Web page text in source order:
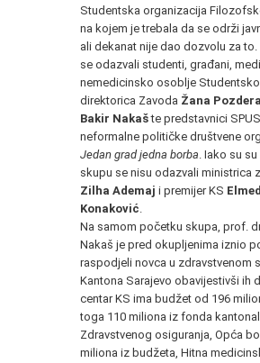
Studentska organizacija
na kojem je trebala da se održi
ali dekanat nije dao dozvolu za to.
se odazvali studenti, građani,
nemedicinsko osoblje
direktorica Zavoda Žana
Bakir Nakašte predstavnici
neformalne političke društvene
Jedan grad jedna borba . Iako su
skupu se nisu odazvali ministrica
Zilha Ademaj i premijer KS
Konaković
Na samom početku skupa, prof.
Nakaš je pred okupljenima iznio
raspodjeli novca u zdravstvenom
Kantona Sarajevo obavijestivši ih
centar KS ima budžet od 196
toga 110 miliona iz fonda
Zdravstvenog osiguranja, Opća
miliona iz budžeta, Hitna